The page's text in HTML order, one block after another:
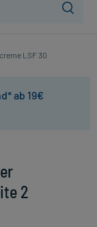
LSF 30
ab 19€
2